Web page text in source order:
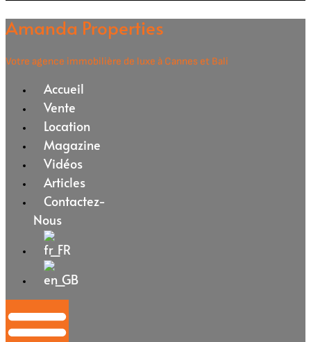
Amanda Properties
Votre agence immobilière de luxe à Cannes et Bali
Accueil
Vente
Location
Magazine
Vidéos
Articles
Contactez-
Nous